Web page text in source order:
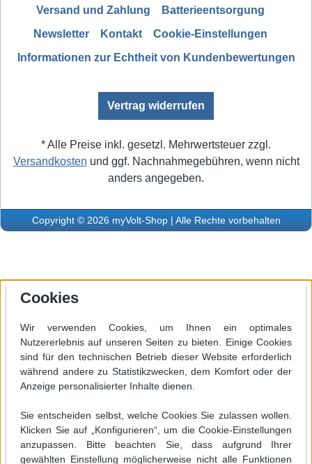
Versand und Zahlung
Batterieentsorgung
Newsletter
Kontakt
Cookie-Einstellungen
Informationen zur Echtheit von Kundenbewertungen
Vertrag widerrufen
* Alle Preise inkl. gesetzl. Mehrwertsteuer zzgl.
Versandkosten und ggf. Nachnahmegebühren, wenn nicht
anders angegeben.
Copyright © 2026 myVolt-Shop | Alle Rechte vorbehalten
Cookies
Wir verwenden Cookies, um Ihnen ein optimales
Nutzererlebnis auf unseren Seiten zu bieten. Einige Cookies
sind für den technischen Betrieb dieser Website erforderlich
während andere zu Statistikzwecken, dem Komfort oder der
Anzeige personalisierter Inhalte dienen.
Sie entscheiden selbst, welche Cookies Sie zulassen wollen.
Klicken Sie auf „Konfigurieren“, um die Cookie-Einstellungen
anzupassen. Bitte beachten Sie, dass aufgrund Ihrer
gewählten Einstellung möglicherweise nicht alle Funktionen